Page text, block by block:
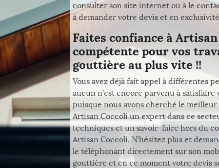
consulter son site internet ou à le
à demander votre devis et en
Faites confiance à
compétente pour vos
gouttière au plus vite !!
Vous avez déjà fait appel à différentes
aucun n’est encore parvenu à
puisque nous avons cherché le
Artisan Coccoli un expert dans ce
techniques et un savoir-faire hors du
Artisan Coccoli. N’hésitez plus et
le téléphonant directement sur son
gouttière et en ce moment votre devis